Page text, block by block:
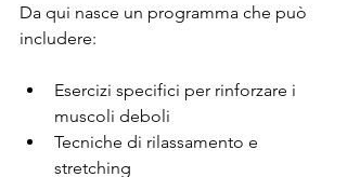
Da qui nasce un programma che può
includere:
Esercizi specifici per rinforzare i
muscoli deboli
Tecniche di rilassamento e
stretching